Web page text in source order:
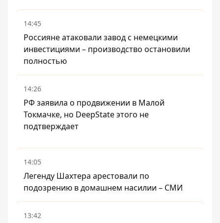
14:45
Россияне атаковали завод с немецкими
инвестициями – производство остановили
полностью
14:26
РФ заявила о продвижении в Малой
Токмачке, но DeepState этого не
подтверждает
14:05
Легенду Шахтера арестовали по
подозрению в домашнем насилии – СМИ
13:42